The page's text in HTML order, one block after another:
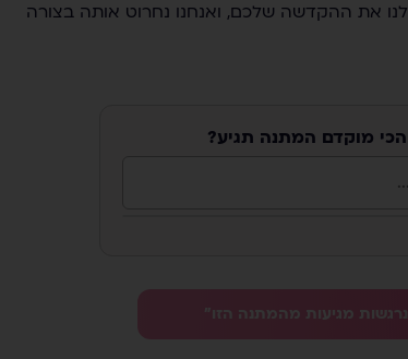
את ההקדשה שלכם, ואנחנו נחרוט אותה בצורה
מוקדם המתנה תגיע?
מגיעות מהמתנה הזו”